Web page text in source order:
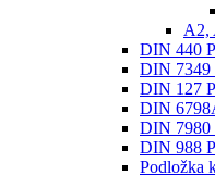
A2,
DIN 440
DIN 7349
DIN 127
DIN
DIN 7980
DIN 988
Podložka